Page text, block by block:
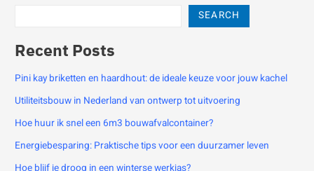
SEARCH
Recent Posts
Pini kay briketten en haardhout: de ideale keuze voor jouw kachel
Utiliteitsbouw in Nederland van ontwerp tot uitvoering
Hoe huur ik snel een 6m3 bouwafvalcontainer?
Energiebesparing: Praktische tips voor een duurzamer leven